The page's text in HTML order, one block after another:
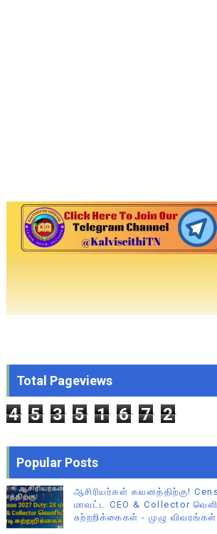
Total Pageviews
4 5 3 5 1 6 7 2
Popular Posts
ஆசிரியர்கள் கவனத்திற்கு!
மாவட்ட CEO & Collector
சுற்றறிக்கைகள் - முழு